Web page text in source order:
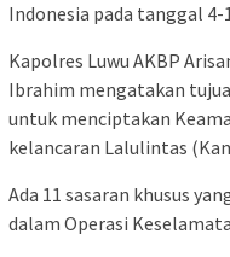
Indonesia pada tanggal 4-
Kapolres Luwu AKBP
Ibrahim mengatakan
untuk menciptakan
kelancaran Lalulintas
Ada 11 sasaran khusus
dalam Operasi